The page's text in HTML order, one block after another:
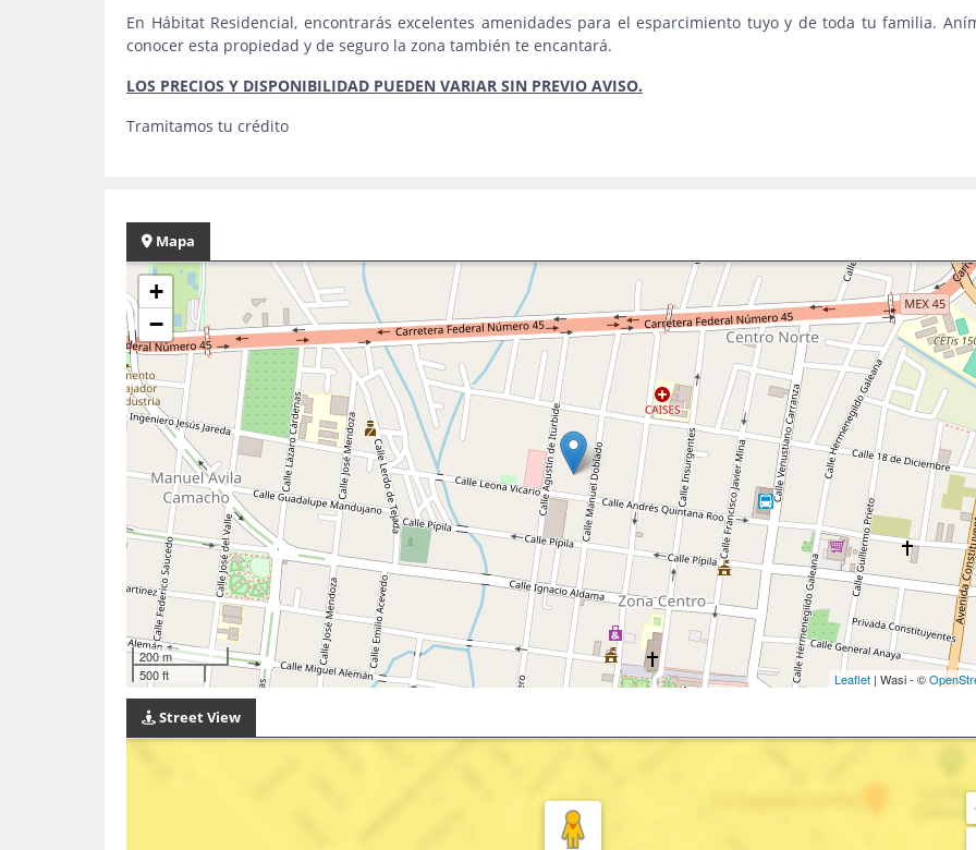
En Hábitat Residencial, encontrarás excelentes amenidades para el esparcimiento tuyo y de toda tu familia.
conocer esta propiedad y de seguro la zona también te encantará.
LOS PRECIOS Y DISPONIBILIDAD PUEDEN VARIAR SIN PREVIO AVISO.
Tramitamos tu crédito
Mapa
+
−
200 m
500 ft
Leaflet | Wasi - ©
Street View